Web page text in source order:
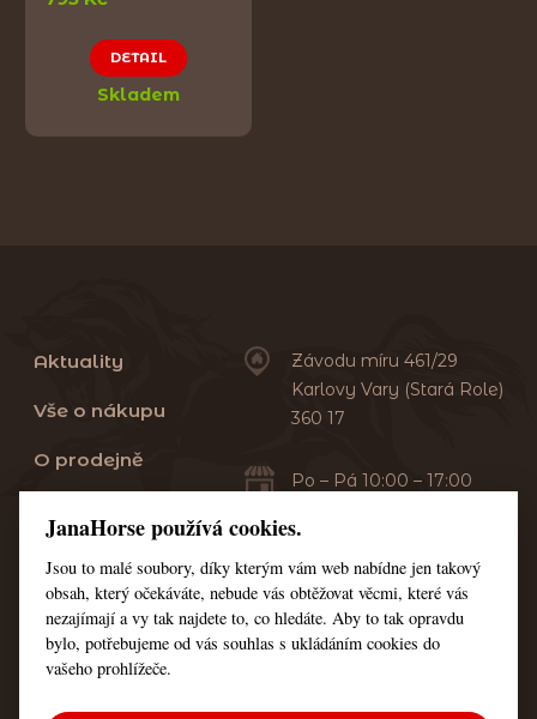
DETAIL
Skladem
Aktuality
Vše o nákupu
O prodejně
Servis
Kontakt
Nastavení cookies
Závodu míru 461/29
Karlovy Vary (Stará Role)
360 17
Po – Pá 10:00 – 17:00
+420 353 549 410
+420 608 444 378
JanaHorse používá cookies.
Jsou to malé soubory, díky kterým vám web nabídne jen takový
obsah, který očekáváte, nebude vás obtěžovat věcmi, které vás
nezajímají a vy tak najdete to, co hledáte. Aby to tak opravdu
bylo, potřebujeme od vás souhlas s ukládáním cookies do
vašeho prohlížeče.